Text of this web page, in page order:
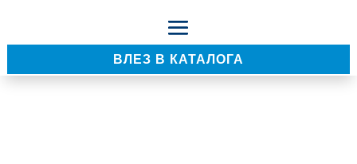
ВЛЕЗ В КАТАЛОГА